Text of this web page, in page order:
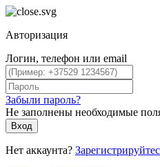
Авторизация
Логин, телефон или email
Забыли пароль?
Не заполнены необходимые
Вход
Нет аккаунта?